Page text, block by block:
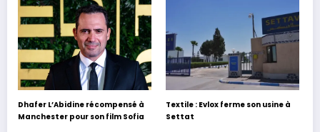
Dhafer L’Abidine récompensé à
Manchester pour son film Sofia
Textile : Evlox ferme son usine à
Settat